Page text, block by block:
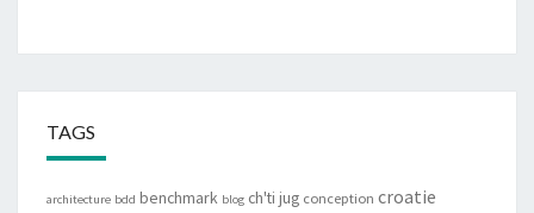
TAGS
architecture bdd benchmark blog ch'ti jug conception croatie